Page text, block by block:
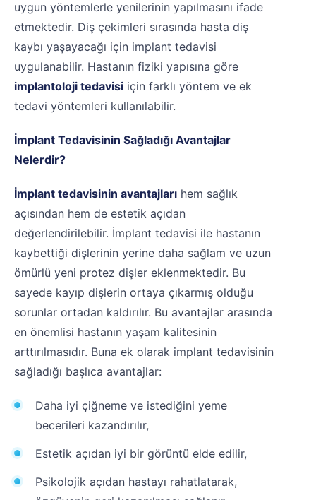
uygun yöntemlerle yenilerinin yapılmasını ifade
etmektedir. Diş çekimleri sırasında hasta diş
kaybı yaşayacağı için implant tedavisi
uygulanabilir. Hastanın fiziki yapısına göre
implantoloji tedavisi için farklı yöntem ve ek
tedavi yöntemleri kullanılabilir.
İmplant Tedavisinin Sağladığı Avantajlar
Nelerdir?
İmplant tedavisinin avantajları hem sağlık
açısından hem de estetik açıdan
değerlendirilebilir. İmplant tedavisi ile hastanın
kaybettiği dişlerinin yerine daha sağlam ve uzun
ömürlü yeni protez dişler eklenmektedir. Bu
sayede kayıp dişlerin ortaya çıkarmış olduğu
sorunlar ortadan kaldırılır. Bu avantajlar arasında
en önemlisi hastanın yaşam kalitesinin
arttırılmasıdır. Buna ek olarak implant tedavisinin
sağladığı başlıca avantajlar:
Daha iyi çiğneme ve istediğini yeme
becerileri kazandırılır,
Estetik açıdan iyi bir görüntü elde edilir,
Psikolojik açıdan hastayı rahatlatarak,